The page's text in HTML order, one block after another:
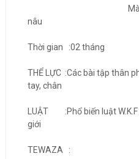
Màu đai
nâu
Thời gian :02 tháng
THỂ LỰC :Các bài tập thân
tay, chân
LUẬT :Phổ biến luật
giới
TEWAZA :